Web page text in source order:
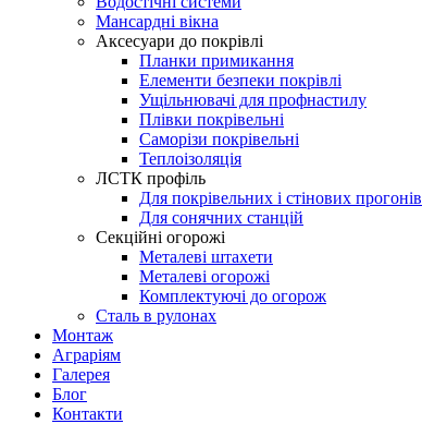
Мансардні вікна
Аксесуари до покрівлі
Планки примикання
Елементи безпеки покрівлі
Ущільнювачі для профнастилу
Плівки покрівельні
Саморізи покрівельні
Теплоізоляція
ЛСТК профіль
Для покрівельних і стінових прогонів
Для сонячних станцій
Секційні огорожі
Металеві штахети
Металеві огорожі
Комплектуючі до огорож
Сталь в рулонах
Монтаж
Аграріям
Галерея
Блог
Контакти